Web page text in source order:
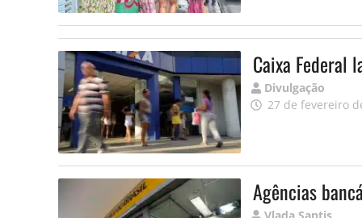
Caixa Federal
Publicado
por
Divulgação
27 de fevereiro
Agências
Publicado
Vlada Santis